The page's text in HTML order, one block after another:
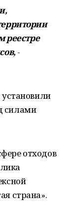
реестре
-
силами
отходов
страна».